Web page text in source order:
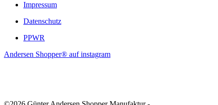
Impressum
Datenschutz
PPWR
Andersen Shopper® auf instagram